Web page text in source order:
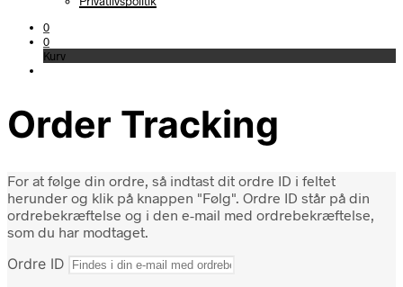
0
0
Kurv
Order Tracking
For at følge din ordre, så indtast dit ordre ID i feltet
herunder og klik på knappen "Følg". Ordre ID står på din
ordrebekræftelse og i den e-mail med ordrebekræftelse,
som du har modtaget.
Ordre ID